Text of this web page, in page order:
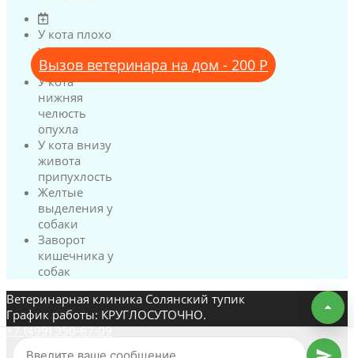
Вызов ветеринара на дом - 200 Р
У кота плохо
ходят задние
лапы
У кота
нижняя
челюсть
опухла
У кота внизу
живота
припухлость
Желтые
выделения у
собаки
Заворот
кишечника у
собак
Ветеринарная клиника Солянский тупик
График работы: КРУГЛОСУТОЧНО.
+7 (499) 350-67-09
SpellChat Business